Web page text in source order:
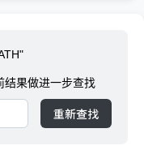
结果做进一步查找
重新查找